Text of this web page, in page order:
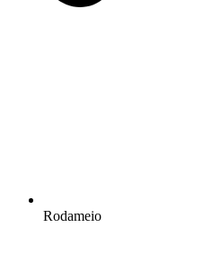
Rodameio